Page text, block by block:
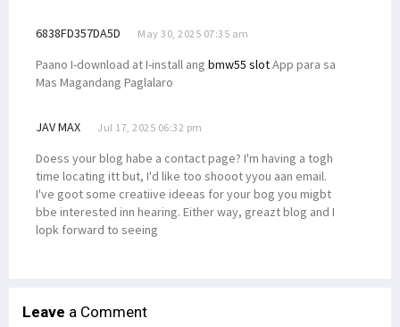
6838FD357DA5D May 30, 2025 07:35 am
Paano I-download at I-install ang bmw55 slotApp para sa
Mas Magandang Paglalaro
JAV MAX Jul 17, 2025 06:32 pm
Doess your blog habe a contact page? I'm having a togh
time locating itt but, I'd like too shooot yyou aan email.
I've goot some creatiive ideeas for your bog you migbt
bbe interested inn hearing. Either way, greazt blog and I
lopk forward to seeing
Leave a Comment